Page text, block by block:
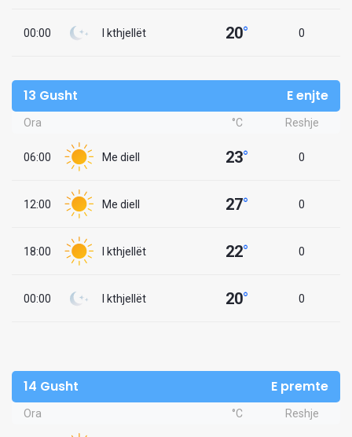
00:00 I kthjellët 20° 0
13 Gusht E enjte
Ora °C Reshje
06:00 Me diell 23° 0
12:00 Me diell 27° 0
18:00 I kthjellët 22° 0
00:00 I kthjellët 20° 0
14 Gusht E premte
Ora °C Reshje